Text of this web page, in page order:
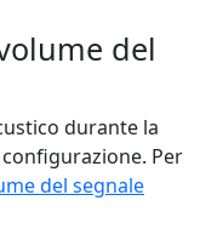
del
durante la
Per
del segnale